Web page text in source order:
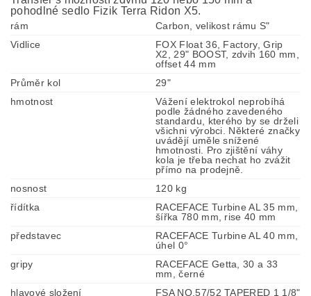
pohodlné sedlo Fizik Terra Ridon X5.
rám
Carbon, velikost rámu S"
Vidlice
FOX Float 36, Factory, Grip
X2, 29" BOOST, zdvih 160 mm,
offset 44 mm
Průměr kol
29"
hmotnost
Vážení elektrokol neprobíhá
podle žádného zavedeného
standardu, kterého by se drželi
všichni výrobci. Některé značky
uvádějí uměle snížené
hmotnosti. Pro zjištění váhy
kola je třeba nechat ho zvážit
přímo na prodejně.
nosnost
120 kg
řídítka
RACEFACE Turbine AL 35 mm,
šířka 780 mm, rise 40 mm
představec
RACEFACE Turbine AL 40 mm,
úhel 0°
gripy
RACEFACE Getta, 30 a 33
mm, černé
hlavové složení
FSA NO.57/52 TAPERED 1 1/8"